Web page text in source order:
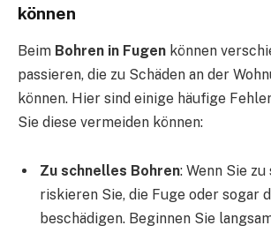
können
Beim Bohren in Fugen können
passieren, die zu Schäden an der
können. Hier sind einige häufige
Sie diese vermeiden können:
Zu schnelles Bohren: Wenn Sie
riskieren Sie, die Fuge oder sogar
beschädigen. Beginnen Sie